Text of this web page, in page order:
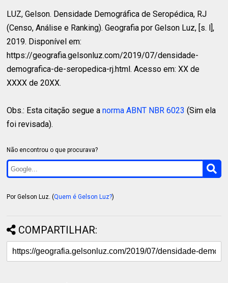
LUZ, Gelson. Densidade Demográfica de Seropédica, RJ
(Censo, Análise e Ranking). Geografia por Gelson Luz, [s. l],
2019. Disponível em:
https://geografia.gelsonluz.com/2019/07/densidade-
demografica-de-seropedica-rj.html. Acesso em: XX de
XXXX de 20XX.
Obs.: Esta citação segue anorma ABNT NBR 6023 (Sim ela
foi revisada).
Não encontrou o que procurava?
Por Gelson Luz. (Quem é Gelson Luz?)
COMPARTILHAR: